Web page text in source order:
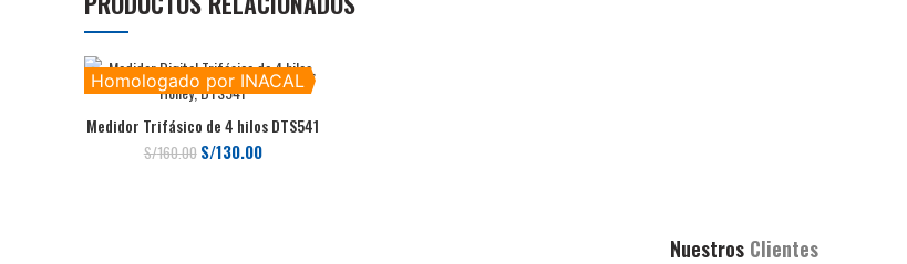
Homologado por INACAL
Medidor Trifásico de 4 hilos DTS541
S/160.00 El
S/130.00El
NuestrosClientes